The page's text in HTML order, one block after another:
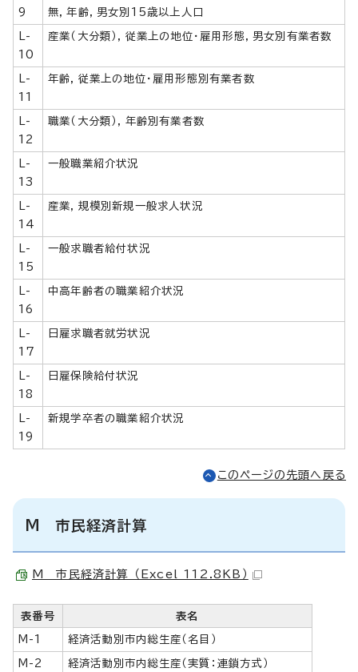
9
無，年齢，男女別15歳以上人口
L-
10
産業（大分類），従業上の地位・雇用形態，男女別有業者数
L-
11
年齢，従業上の地位・雇用形態別有業者数
L-
12
職業（大分類），年齢別有業者数
L-
13
一般職業紹介状況
L-
14
産業，規模別新規一般求人状況
L-
15
一般求職者給付状況
L-
16
中高年齢者の職業紹介状況
L-
17
日雇求職者就労状況
L-
18
日雇保険給付状況
L-
19
新規学卒者の職業紹介状況
このページの先頭へ戻る
M 市民経済計算
M 市民経済計算 （Excel 112.8KB）
表番号 表名
M-1 経済活動別市内総生産（名目）
M-2 経済活動別市内総生産（実質：連鎖方式）